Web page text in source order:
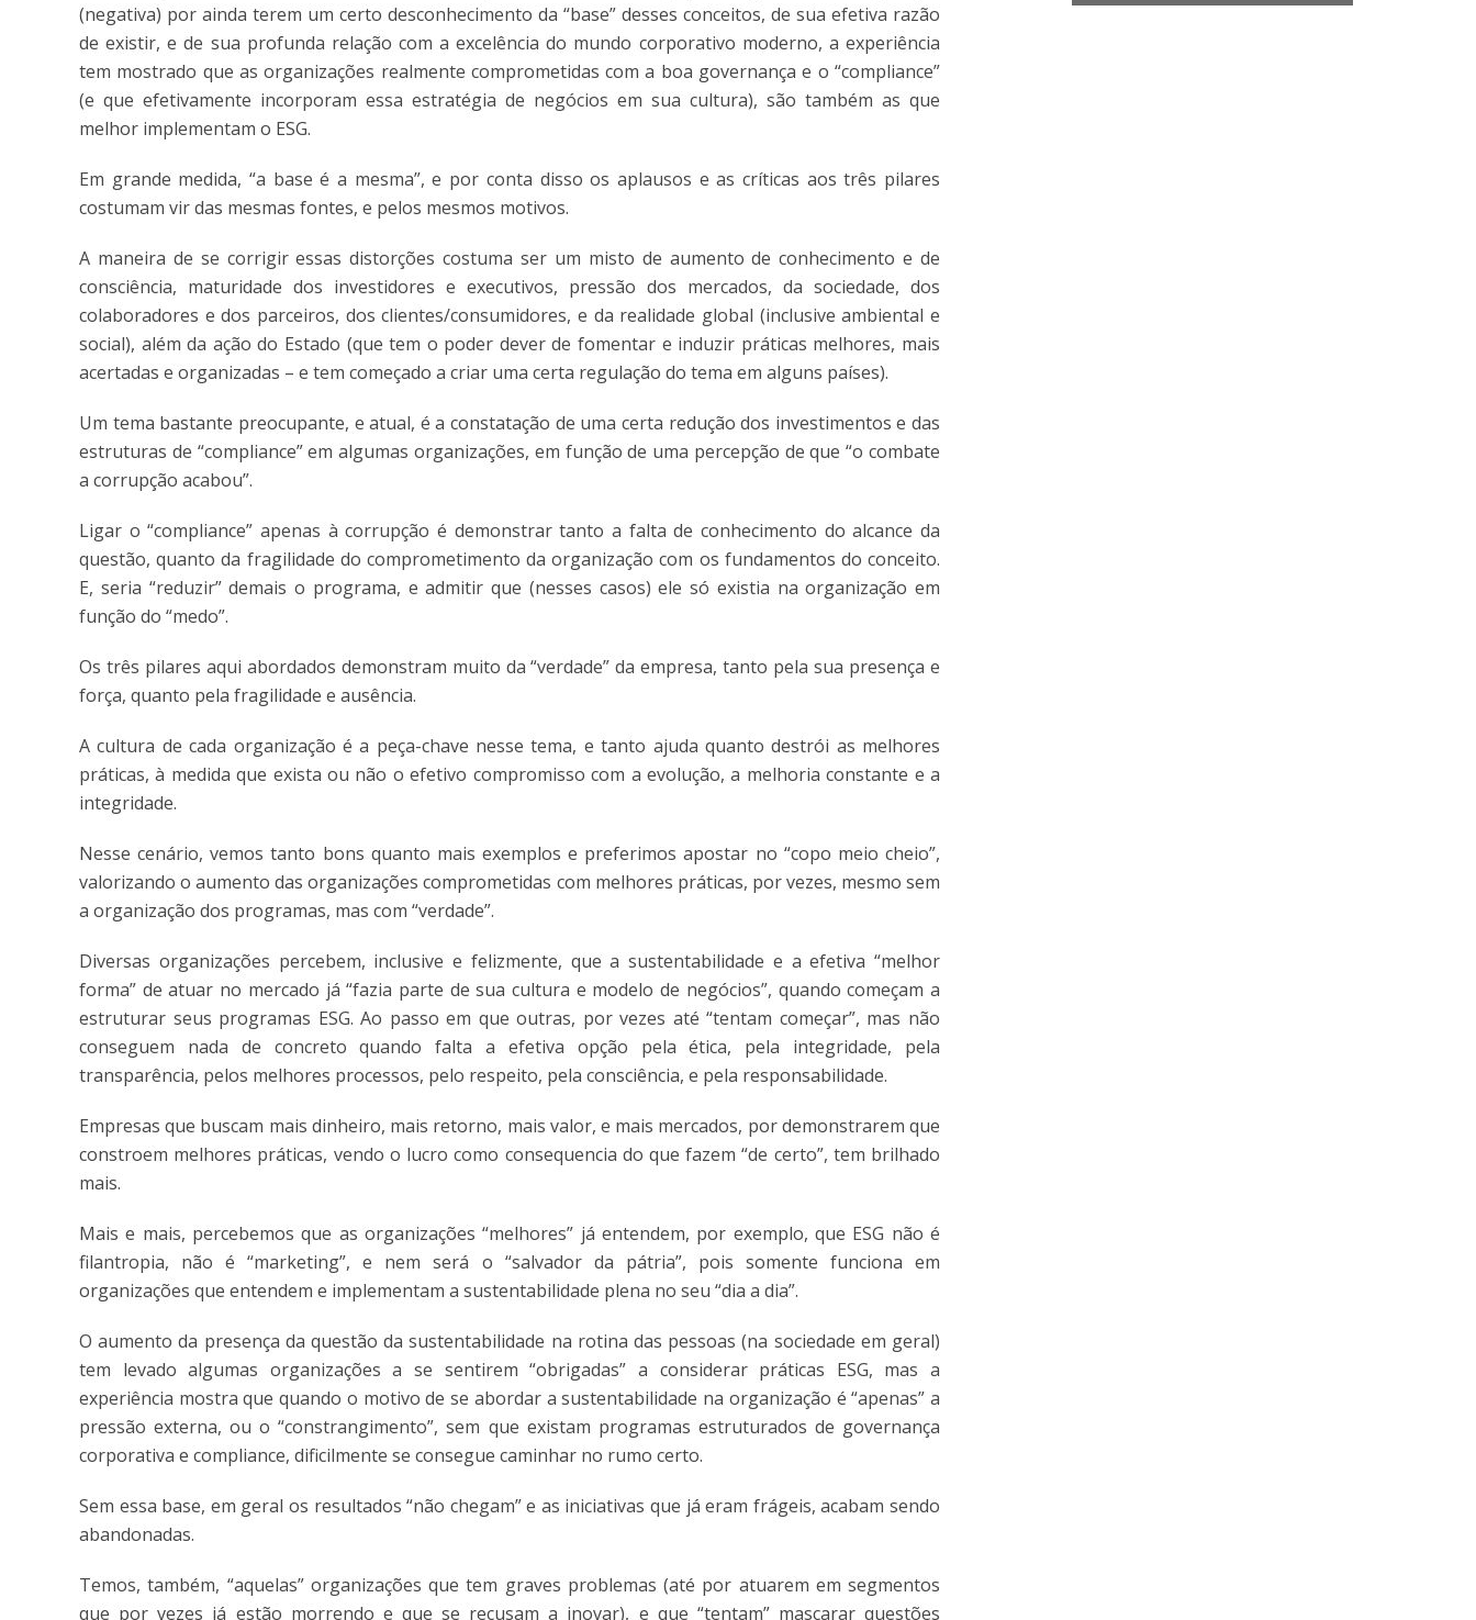
(negativa) por ainda terem um certo desconhecimento da “base” desses conceitos, de sua efetiva razão
de existir, e de sua profunda relação com a excelência do mundo corporativo moderno, a experiência
tem mostrado que as organizações realmente comprometidas com a boa governança e o “compliance”
(e que efetivamente incorporam essa estratégia de negócios em sua cultura), são também as que
melhor implementam o ESG.
Em grande medida, “a base é a mesma”, e por conta disso os aplausos e as críticas aos três pilares
costumam vir das mesmas fontes, e pelos mesmos motivos.
A maneira de se corrigir essas distorções costuma ser um misto de aumento de conhecimento e de
consciência, maturidade dos investidores e executivos, pressão dos mercados, da sociedade, dos
colaboradores e dos parceiros, dos clientes/consumidores, e da realidade global (inclusive ambiental e
social), além da ação do Estado (que tem o poder dever de fomentar e induzir práticas melhores, mais
acertadas e organizadas – e tem começado a criar uma certa regulação do tema em alguns países).
Um tema bastante preocupante, e atual, é a constatação de uma certa redução dos investimentos e das
estruturas de “compliance” em algumas organizações, em função de uma percepção de que “o combate
a corrupção acabou”.
Ligar o “compliance” apenas à corrupção é demonstrar tanto a falta de conhecimento do alcance da
questão, quanto da fragilidade do comprometimento da organização com os fundamentos do conceito.
E, seria “reduzir” demais o programa, e admitir que (nesses casos) ele só existia na organização em
função do “medo”.
Os três pilares aqui abordados demonstram muito da “verdade” da empresa, tanto pela sua presença e
força, quanto pela fragilidade e ausência.
A cultura de cada organização é a peça-chave nesse tema, e tanto ajuda quanto destrói as melhores
práticas, à medida que exista ou não o efetivo compromisso com a evolução, a melhoria constante e a
integridade.
Nesse cenário, vemos tanto bons quanto mais exemplos e preferimos apostar no “copo meio cheio”,
valorizando o aumento das organizações comprometidas com melhores práticas, por vezes, mesmo sem
a organização dos programas, mas com “verdade”.
Diversas organizações percebem, inclusive e felizmente, que a sustentabilidade e a efetiva “melhor
forma” de atuar no mercado já “fazia parte de sua cultura e modelo de negócios”, quando começam a
estruturar seus programas ESG. Ao passo em que outras, por vezes até “tentam começar”, mas não
conseguem nada de concreto quando falta a efetiva opção pela ética, pela integridade, pela
transparência, pelos melhores processos, pelo respeito, pela consciência, e pela responsabilidade.
Empresas que buscam mais dinheiro, mais retorno, mais valor, e mais mercados, por demonstrarem que
constroem melhores práticas, vendo o lucro como consequencia do que fazem “de certo”, tem brilhado
mais.
Mais e mais, percebemos que as organizações “melhores” já entendem, por exemplo, que ESG não é
filantropia, não é “marketing”, e nem será o “salvador da pátria”, pois somente funciona em
organizações que entendem e implementam a sustentabilidade plena no seu “dia a dia”.
O aumento da presença da questão da sustentabilidade na rotina das pessoas (na sociedade em geral)
tem levado algumas organizações a se sentirem “obrigadas” a considerar práticas ESG, mas a
experiência mostra que quando o motivo de se abordar a sustentabilidade na organização é “apenas” a
pressão externa, ou o “constrangimento”, sem que existam programas estruturados de governança
corporativa e compliance, dificilmente se consegue caminhar no rumo certo.
Sem essa base, em geral os resultados “não chegam” e as iniciativas que já eram frágeis, acabam sendo
abandonadas.
Temos, também, “aquelas” organizações que tem graves problemas (até por atuarem em segmentos
que por vezes já estão morrendo e que se recusam a inovar), e que “tentam” mascarar questões